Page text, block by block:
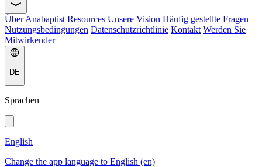
Über Anabaptist Resources Unsere Vision Häufig gestellte Fragen
Nutzungsbedingungen Datenschutzrichtlinie Kontakt Werden Sie
Mitwirkender
DE
Sprachen
English
Change the app language to English (en)